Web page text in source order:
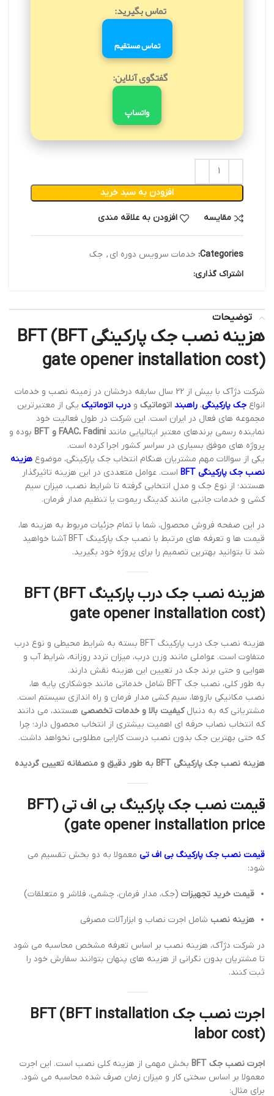
تماس بگیرید:
تماس مستقیم
گفتگوی آنلاین:
واتساپ
افزودن به سبد خرید
مقایسه افزودن به علاقه مندی
Categories: خدمات سرویس دوره ای , جک
اشتراک گذاری:
توضیحات
هزینه نصب جک پارکینگی BFT (BFT
gate opener installation cost)
شرکت دژآک با بیش از 22 سال سابقه درخشان در زمینه نصب و خدمات
انواع جک پارکینگی، راهبند اتوماتیک و درب اتوماتیک یکی از معتبرترین
مجموعه های فعال در ایران است. این شرکت در طول فعالیت خود
نماینده رسمی برندهای معتبر ایتالیایی مانند FAAC، Fadini و BFT
بوده و
پروژه های موفق بسیاری در سراسر کشور اجرا کرده است.
یکی از سوالات مهم مشتریان هنگام انتخاب جک پارکینگی، موضوع هزینه
نصب جک پارکینگی BFT
است. عوامل متعددی در این هزینه تاثیرگذار
هستند؛ از نوع جک و مدل انتخابی گرفته تا شرایط نصب، میزان سیم
کشی و خدمات جانبی مانند کدینگ ریموت یا تنظیم مدار فرمان.
در این صفحه فروش محصول، شما با تمام جزئیات مربوط به هزینه ها،
قیمت ها و تعرفه های مرتبط با نصب جک پارکینگ BFT آشنا خواهید
شد تا بتوانید بهترین تصمیم را برای پروژه خود بگیرید.
هزینه نصب جک درب پارکینگ BFT (BFT
gate opener installation cost)
هزینه نصب جک درب پارکینگ BFT بسته به شرایط محیطی و نوع درب
متفاوت است. عواملی مانند وزن درب، میزان تردد روزانه، شرایط آب و
هوایی و حتی برند جک در تعیین این هزینه نقش دارند.
به طور کلی، نصب جک BFT شامل خدماتی مانند جوشکاری پایه ها،
نصب مکانیکی بازوها، سیم کشی مدار فرمان و راه اندازی سیستم است.
مشتریانی که به دنبالکیفیت بالا و خدمات تخصصی هستند، می دانند
که انتخاب نصاب حرفه ای اهمیت بیشتری از انتخاب محصول دارد؛ چرا
که حتی بهترین جک بدون نصب درست کارایی مطلوبی نخواهد داشت.
هزینه نصب جک پارکینگی BFT به طور دقیق و منصفانه تعیین گردیده
قیمت نصب جک پارکینگ بی اف تی (BFT
gate opener installation price)
قیمت نصب جک پارکینگ بی اف تی معمولا به دو بخش تقسیم می
شود:
قیمت خرید تجهیزات (جک، مدار فرمان، چشمی، فلاشر و متعلقات)
هزینه نصب شامل اجرت نصاب و ابزارآلات مصرفی
در شرکت دژآک، هزینه نصب بر اساس تعرفه مشخص محاسبه می شود
تا مشتریان بدون نگرانی از هزینه های پنهان بتوانند سفارش خود را
ثبت کنند.
اجرت نصب جک BFT (BFT installation
labor cost)
اجرت نصب جک BFT
بخش مهمی از هزینه کلی نصب است. این اجرت
معمولا بر اساس سختی کار و میزان زمان صرف شده محاسبه می شود.
برای مثال: